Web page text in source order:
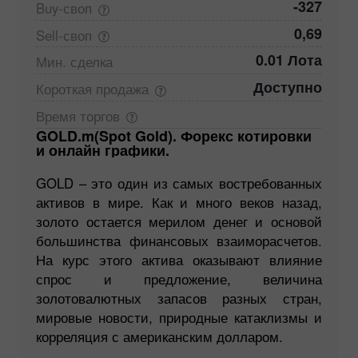
Buy-своп -327
Sell-своп 0,69
Мин. сделка 0.01 Лота
Короткая продажа Доступно
Время торгов
GOLD.m(Spot Gold). Форекс котировки
и онлайн графики.
GOLD – это один из самых востребованных
активов в мире. Как и много веков назад,
золото остается мерилом денег и основой
большинства финансовых взаиморасчетов.
На курс этого актива оказывают влияние
спрос и предложение, величина
золотовалютных запасов разных стран,
мировые новости, природные катаклизмы и
корреляция с американским долларом.